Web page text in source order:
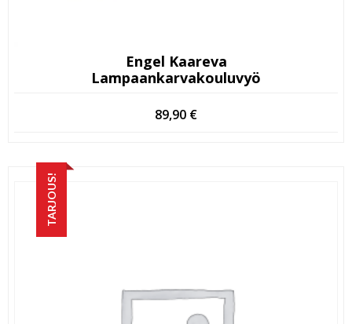
Engel Kaareva
Lampaankarvakouluvyö
89,90 €
TARJOUS!